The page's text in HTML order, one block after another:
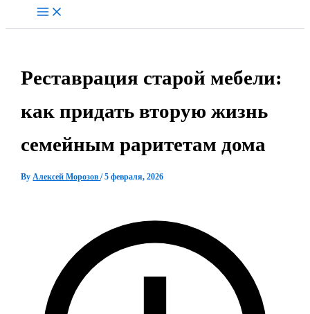
Реставрация старой мебели:
как придать вторую жизнь
семейным раритетам дома
ByАлексей Морозов/5 февраля, 2026